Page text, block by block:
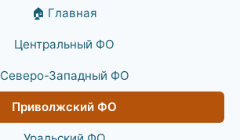
🏠 Главная
Центральный ФО
Северо-Западный ФО
Приволжский ФО